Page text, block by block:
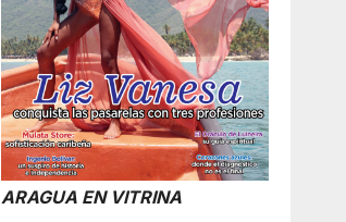
ARAGUA EN VITRINA